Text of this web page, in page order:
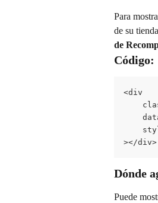
Para
de su
de
Código:
<div
></div>
Dónde
Puede